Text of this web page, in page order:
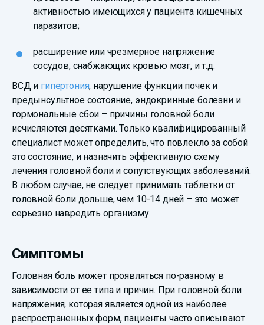
активностью имеющихся у пациента кишечных
паразитов;
расширение или чрезмерное напряжение
сосудов, снабжающих кровью мозг, и т.д.
ВСД и гипертония, нарушение функции почек и
предынсультное состояние, эндокринные болезни и
гормональные сбои – причины головной боли
исчисляются десятками. Только квалифицированный
специалист может определить, что повлекло за собой
это состояние, и назначить эффективную схему
лечения головной боли и сопутствующих заболеваний.
В любом случае, не следует принимать таблетки от
головной боли дольше, чем 10-14 дней – это может
серьезно навредить организму.
Симптомы
Головная боль может проявляться по-разному в
зависимости от ее типа и причин. При головной боли
напряжения, которая является одной из наиболее
распространенных форм, пациенты часто описывают